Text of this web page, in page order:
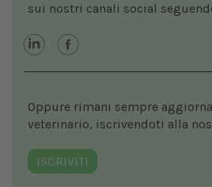
sui nostri canali social
Oppure rimani sempre
veterinario, iscrivendoti alla
ISCRIVITI